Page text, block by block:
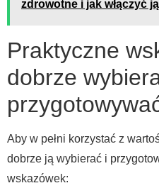
zdrowotne i jak włączyć
Praktyczne
dobrze
Aby w pełni korzystać z
dobrze ją wybierać i
wskazówek: